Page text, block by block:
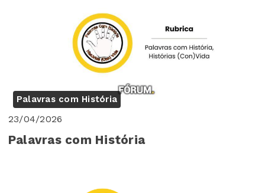
Palavras com História
23/04/2026
Palavras com História